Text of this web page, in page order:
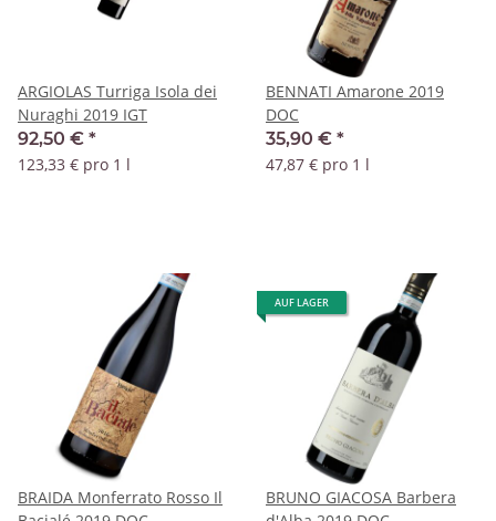
ARGIOLAS Turriga Isola dei
Nuraghi 2019 IGT
92,50 € *
123,33 € pro 1 l
BENNATI Amarone 2019
DOC
35,90 € *
47,87 € pro 1 l
BRAIDA Monferrato Rosso Il
AUF LAGER
BRUNO GIACOSA Barbera